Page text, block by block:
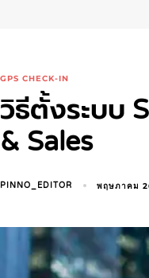
GPS CHECK-IN
วิธีตั้งระบบ
& Sales
PINNO_EDITOR พฤษภาคม